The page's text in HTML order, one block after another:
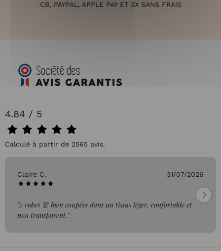
CB, PAYPAL, APPLE PAY ET 3X SANS FRAIS
4.84 / 5
Calculé à partir de 2565 avis.
Claire C. 31/07/2026
"2 robes 👗 bien coupées dans un tissus léger, confortable et
non transparent."